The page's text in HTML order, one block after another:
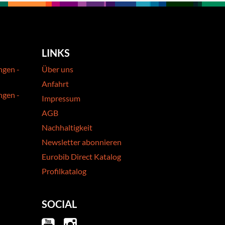
-
-
LINKS
Über uns
Anfahrt
Impressum
AGB
Nachhaltigkeit
Newsletter abonnieren
Eurobib Direct Katalog
Profilkatalog
SOCIAL